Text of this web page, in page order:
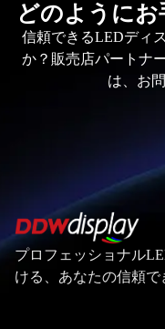
どのように
信頼できるLEDディ
か？販売店パートナ
は、お
プロフェッショナル
ける、あなたの信頼